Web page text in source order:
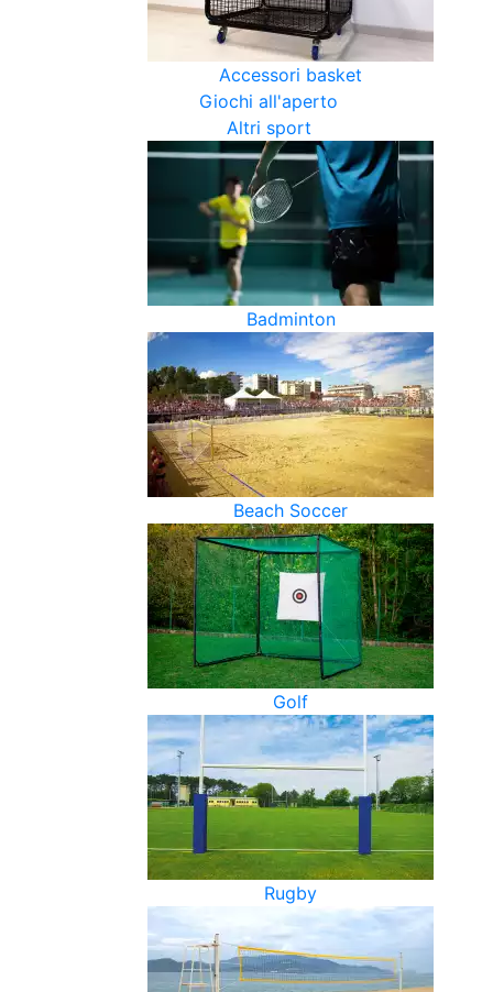
Accessori basket
Giochi all'aperto
Altri sport
Badminton
Beach Soccer
Golf
Rugby